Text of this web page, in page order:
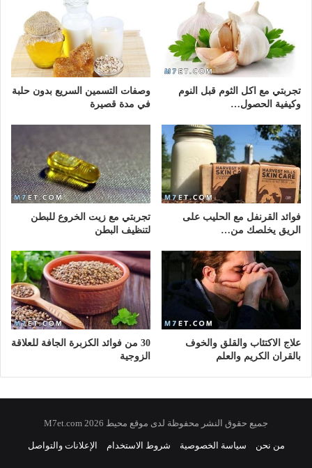
تجربتي مع اكل الثوم قبل النوم
وكيفية الحصول…
وصفات التسمين السريع بدون حلبة
في مدة قصيرة
فوائد القرنفل مع الحليب على
الريق يخلصك من…
تجربتي مع زيت الخروع للبطن
لتنظيف البطن
علاج الاكتئاب والقلق والخوف
بالقران الكريم والعلم
30 من فوائد الكزبرة الجافة للعلاقة
الزوجية
جميع حقوق النشر محفوظة لدى موقع محيط 2026 M7et.com
من نحن سياسة الخصوصية شروط الاستخدام الإعلانات والتواصل